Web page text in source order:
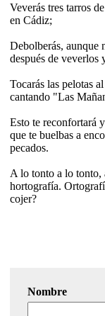
Veverás tres tarros
en Cádiz;
Debolberás, aunque
después de veverlos
Tocarás las pelotas
cantando "Las
Esto te reconfortará
que te buelbas a
pecados.
A lo tonto a lo tonto,
hortografía.
cojer?
Nombre